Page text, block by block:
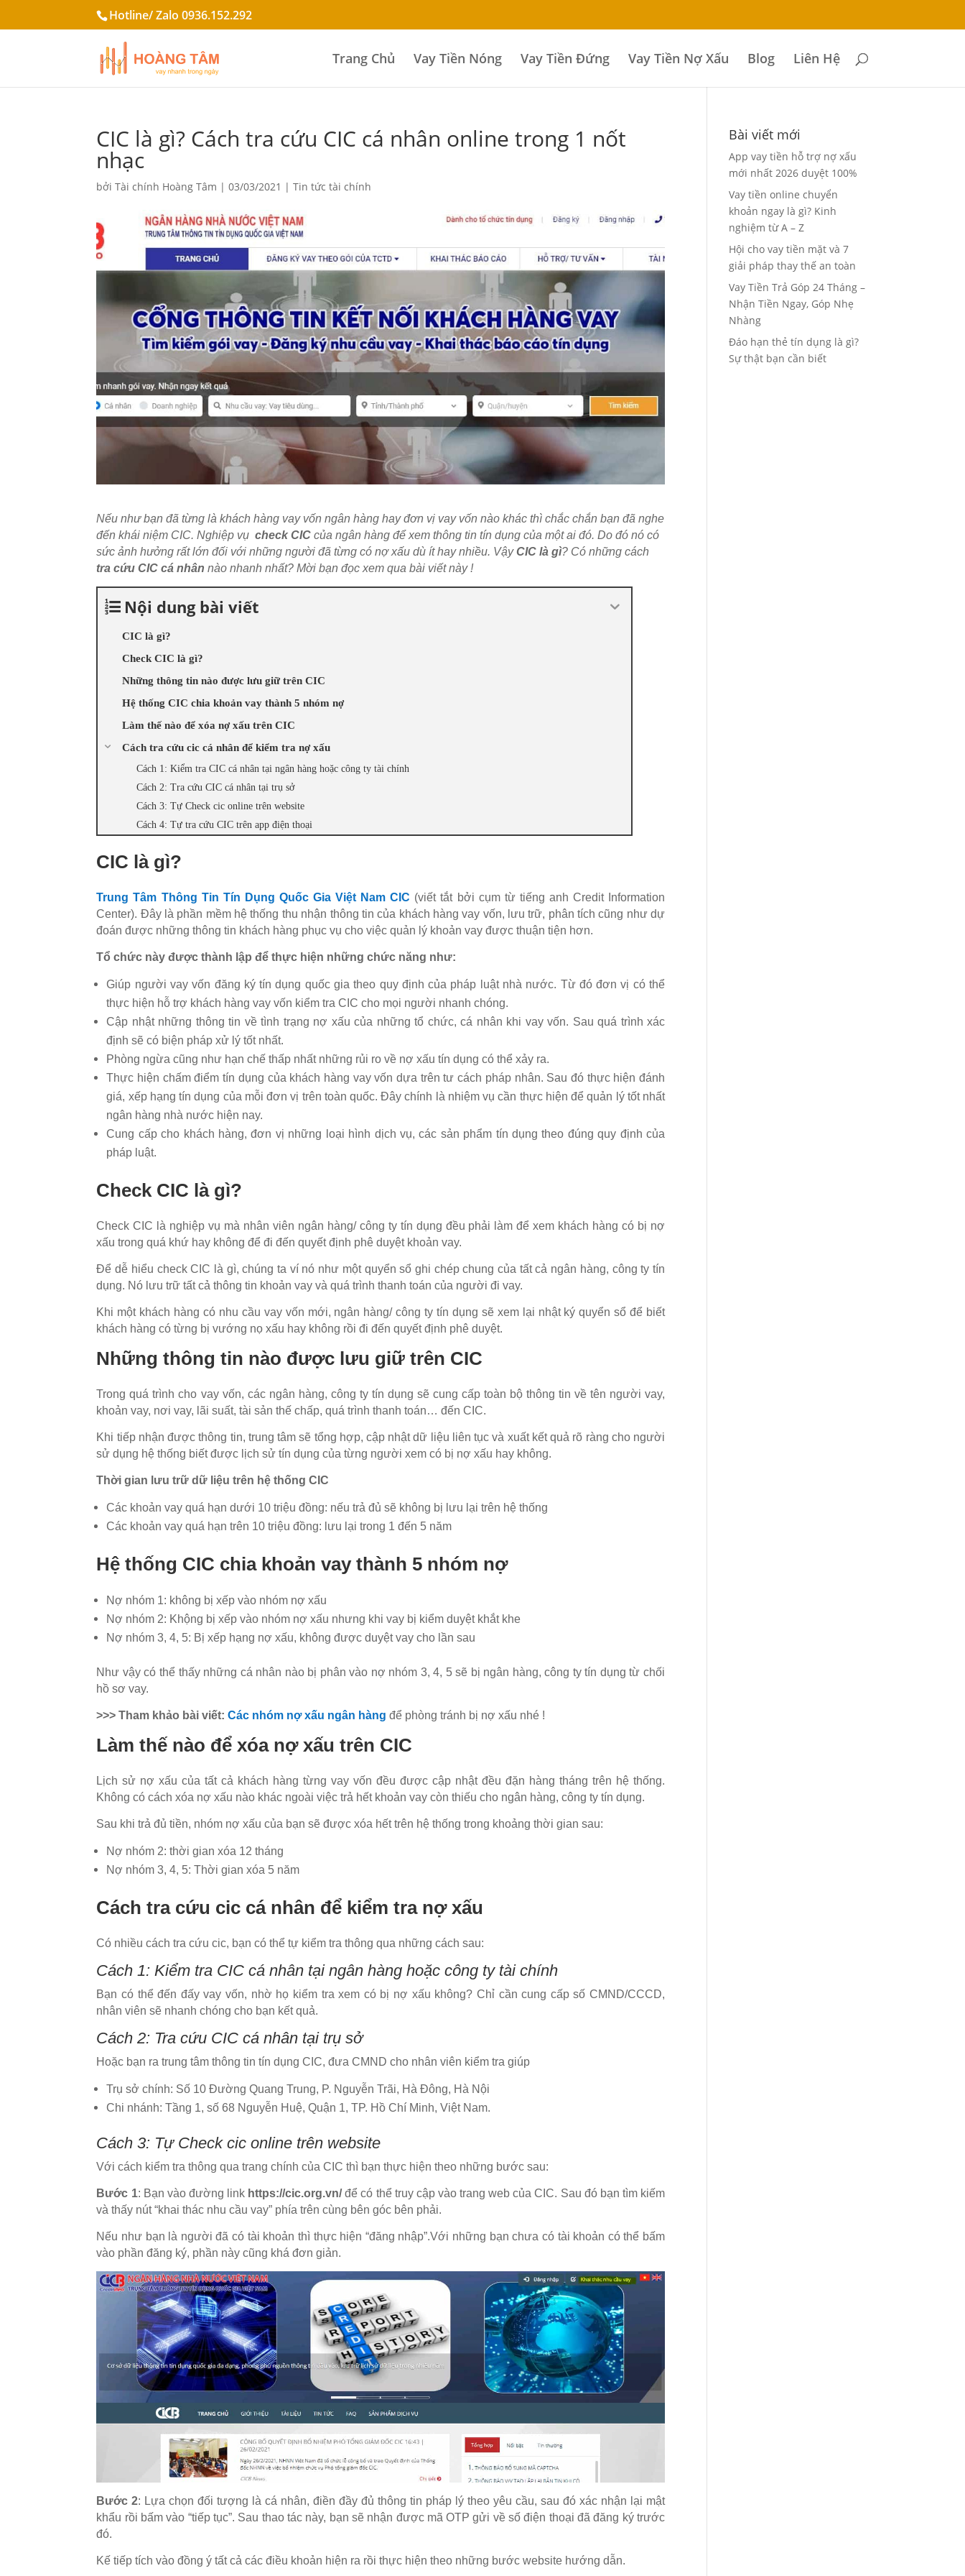
Hotline/ Zalo 0936.152.292
Trang Chủ Vay Tiền Nóng Vay Tiền Đứng Vay Tiền Nợ Xấu Blog Liên Hệ
CIC là gì? Cách tra cứu CIC cá nhân online trong 1 nốt
nhạc
bởiTài chính Hoàng Tâm |03/03/2021 |Tin tức tài chính
Nếu như bạn đã từng là khách hàng vay vốn ngân hàng hay đơn vị vay vốn nào khác thì chắc chắn bạn đã nghe
đến khái niệm CIC. Nghiệp vụcheck CIC của ngân hàng để xem thông tin tín dụng của một ai đó. Do đó nó có
sức ảnh hưởng rất lớn đối với những người đã từng có nợ xấu dù ít hay nhiều. VậyCIC là gì? Có những cách
tra cứu CIC cá nhân nào nhanh nhất? Mời bạn đọc xem qua bài viết này !
Nội dung bài viết
CIC là gì?
Check CIC là gì?
Những thông tin nào được lưu giữ trên CIC
Hệ thống CIC chia khoản vay thành 5 nhóm nợ
Làm thế nào để xóa nợ xấu trên CIC
Cách tra cứu cic cá nhân để kiểm tra nợ xấu
Cách 1: Kiểm tra CIC cá nhân tại ngân hàng hoặc công ty tài chính
Cách 2: Tra cứu CIC cá nhân tại trụ sở
Cách 3: Tự Check cic online trên website
Cách 4: Tự tra cứu CIC trên app điện thoại
CIC là gì?
Trung Tâm Thông Tin Tín Dụng Quốc Gia Việt Nam CIC (viết tắt bởi cụm từ tiếng anh Credit Information
Center). Đây là phần mềm hệ thống thu nhận thông tin của khách hàng vay vốn, lưu trữ, phân tích cũng như dự
đoán được những thông tin khách hàng phục vụ cho việc quản lý khoản vay được thuận tiện hơn.
Tổ chức này được thành lập để thực hiện những chức năng như:
Giúp người vay vốn đăng ký tín dụng quốc gia theo quy định của pháp luật nhà nước. Từ đó đơn vị có thể
thực hiện hỗ trợ khách hàng vay vốn kiểm tra CIC cho mọi người nhanh chóng.
Cập nhật những thông tin về tình trạng nợ xấu của những tổ chức, cá nhân khi vay vốn. Sau quá trình xác
định sẽ có biện pháp xử lý tốt nhất.
Phòng ngừa cũng như hạn chế thấp nhất những rủi ro về nợ xấu tín dụng có thể xảy ra.
Thực hiện chấm điểm tín dụng của khách hàng vay vốn dựa trên tư cách pháp nhân. Sau đó thực hiện đánh
giá, xếp hạng tín dụng của mỗi đơn vị trên toàn quốc. Đây chính là nhiệm vụ cần thực hiện để quản lý tốt nhất
ngân hàng nhà nước hiện nay.
Cung cấp cho khách hàng, đơn vị những loại hình dịch vụ, các sản phẩm tín dụng theo đúng quy định của
pháp luật.
Check CIC là gì?
Check CIC là nghiệp vụ mà nhân viên ngân hàng/ công ty tín dụng đều phải làm để xem khách hàng có bị nợ
xấu trong quá khứ hay không để đi đến quyết định phê duyệt khoản vay.
Để dễ hiểu check CIC là gì, chúng ta ví nó như một quyển sổ ghi chép chung của tất cả ngân hàng, công ty tín
dụng. Nó lưu trữ tất cả thông tin khoản vay và quá trình thanh toán của người đi vay.
Khi một khách hàng có nhu cầu vay vốn mới, ngân hàng/ công ty tín dụng sẽ xem lại nhật ký quyển sổ để biết
khách hàng có từng bị vướng nọ xấu hay không rồi đi đến quyết định phê duyệt.
Những thông tin nào được lưu giữ trên CIC
Trong quá trình cho vay vốn, các ngân hàng, công ty tín dụng sẽ cung cấp toàn bộ thông tin về tên người vay,
khoản vay, nơi vay, lãi suất, tài sản thế chấp, quá trình thanh toán… đến CIC.
Khi tiếp nhận được thông tin, trung tâm sẽ tổng hợp, cập nhật dữ liệu liên tục và xuất kết quả rõ ràng cho người
sử dụng hệ thống biết được lịch sử tín dụng của từng người xem có bị nợ xấu hay không.
Thời gian lưu trữ dữ liệu trên hệ thống CIC
Các khoản vay quá hạn dưới 10 triệu đồng: nếu trả đủ sẽ không bị lưu lại trên hệ thống
Các khoản vay quá hạn trên 10 triệu đồng: lưu lại trong 1 đến 5 năm
Hệ thống CIC chia khoản vay thành 5 nhóm nợ
Nợ nhóm 1: không bị xếp vào nhóm nợ xấu
Nợ nhóm 2: Khộng bị xếp vào nhóm nợ xấu nhưng khi vay bị kiểm duyệt khắt khe
Nợ nhóm 3, 4, 5: Bị xếp hạng nợ xấu, không được duyệt vay cho lần sau
Như vậy có thể thấy những cá nhân nào bị phân vào nợ nhóm 3, 4, 5 sẽ bị ngân hàng, công ty tín dụng từ chối
hồ sơ vay.
>>> Tham khảo bài viết: Các nhóm nợ xấu ngân hàng để phòng tránh bị nợ xấu nhé !
Làm thế nào để xóa nợ xấu trên CIC
Lịch sử nợ xấu của tất cả khách hàng từng vay vốn đều được cập nhật đều đặn hàng tháng trên hệ thống.
Không có cách xóa nợ xấu nào khác ngoài việc trả hết khoản vay còn thiếu cho ngân hàng, công ty tín dụng.
Sau khi trả đủ tiền, nhóm nợ xấu của bạn sẽ được xóa hết trên hệ thống trong khoảng thời gian sau:
Nợ nhóm 2: thời gian xóa 12 tháng
Nợ nhóm 3, 4, 5: Thời gian xóa 5 năm
Cách tra cứu cic cá nhân để kiểm tra nợ xấu
Có nhiều cách tra cứu cic, bạn có thể tự kiểm tra thông qua những cách sau:
Cách 1: Kiểm tra CIC cá nhân tại ngân hàng hoặc công ty tài chính
Bạn có thể đến đấy vay vốn, nhờ họ kiểm tra xem có bị nợ xấu không? Chỉ cần cung cấp số CMND/CCCD,
nhân viên sẽ nhanh chóng cho bạn kết quả.
Cách 2: Tra cứu CIC cá nhân tại trụ sở
Hoặc bạn ra trung tâm thông tin tín dụng CIC, đưa CMND cho nhân viên kiểm tra giúp
Trụ sở chính: Số 10 Đường Quang Trung, P. Nguyễn Trãi, Hà Đông, Hà Nội
Chi nhánh: Tầng 1, số 68 Nguyễn Huệ, Quận 1, TP. Hồ Chí Minh, Việt Nam.
Cách 3: Tự Check cic online trên website
Với cách kiểm tra thông qua trang chính của CIC thì bạn thực hiện theo những bước sau:
Bước 1: Bạn vào đường link https://cic.org.vn/để có thể truy cập vào trang web của CIC. Sau đó bạn tìm kiếm
và thấy nút “khai thác nhu cầu vay” phía trên cùng bên góc bên phải.
Nếu như bạn là người đã có tài khoản thì thực hiện “đăng nhập”.Với những bạn chưa có tài khoản có thể bấm
vào phần đăng ký, phần này cũng khá đơn giản.
Bước 2: Lựa chọn đối tượng là cá nhân, điền đầy đủ thông tin pháp lý theo yêu cầu, sau đó xác nhận lại mật
khẩu rồi bấm vào “tiếp tục”. Sau thao tác này, bạn sẽ nhận được mã OTP gửi về số điện thoại đã đăng ký trước
đó.
Kế tiếp tích vào đồng ý tất cả các điều khoản hiện ra rồi thực hiện theo những bước website hướng dẫn.
Bài viết mới
App vay tiền hỗ trợ nợ xấu
mới nhất 2026 duyệt 100%
Vay tiền online chuyển
khoản ngay là gì? Kinh
nghiệm từ A – Z
Hội cho vay tiền mặt và 7
giải pháp thay thế an toàn
Vay Tiền Trả Góp 24 Tháng –
Nhận Tiền Ngay, Góp Nhẹ
Nhàng
Đáo hạn thẻ tín dụng là gì?
Sự thật bạn cần biết